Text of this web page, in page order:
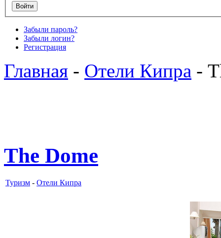
Забыли пароль?
Забыли логин?
Регистрация
Главная - Отели Кипра -
The Dome
Туризм - Отели Кипра